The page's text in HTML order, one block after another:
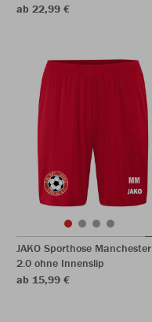
ab 22,99 €
JAKO Sporthose Manchester
2.0 ohne Innenslip
ab 15,99 €